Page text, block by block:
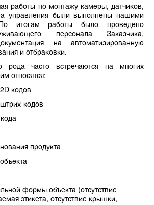
работы по монтажу камеры, датчиков,
управления были выполнены нашими
По итогам работы было проведено
персонала Заказчика,
на автоматизированную
и отбраковки.
рода часто встречаются на многих
относятся:
кодов
кодов
продукта
формы объекта (отсутствие
этикета, отсутствие крышки,